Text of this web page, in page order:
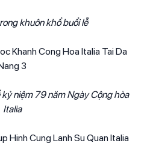
khuôn khổ buổi lễ
niệm 79 năm Ngày Cộng hòa
Italia